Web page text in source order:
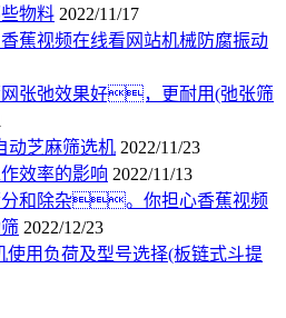
物料 2022/11/17
蕉视频在线看网站机械防腐振动
网张弛效果好，更耐用(弛张筛
动芝麻筛选机 2022/11/23
效率的影响 2022/11/13
分和除杂。你担心香蕉视频
2022/12/23
使用负荷及型号选择(板链式斗提